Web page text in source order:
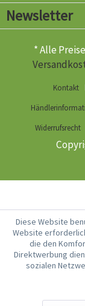
Newsletter
* Alle
Kontakt
Widerrufsrecht
Diese Website
Website
die den
Direktwerbung
sozialen